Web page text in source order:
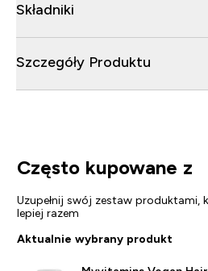
Składniki
Szczegóły Produktu
Często kupowane z
Uzupełnij swój zestaw produktami,
lepiej razem
Aktualnie wybrany produkt